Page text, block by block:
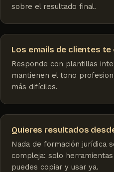
sobre el resultado final.
Los emails de clientes te
Responde con plantillas
mantienen el tono
más difíciles.
Quieres resultados
Nada de formación jurídica
compleja: solo
puedes copiar y usar ya.